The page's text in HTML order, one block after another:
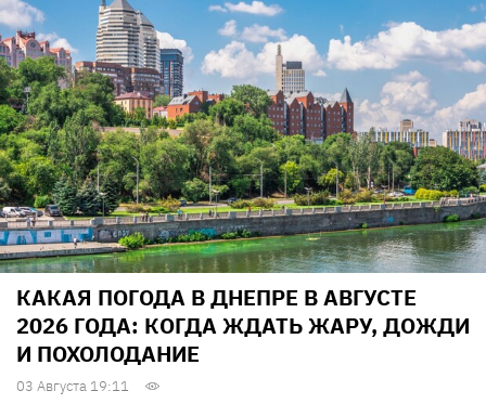
КАКАЯ ПОГОДА В ДНЕПРЕ В АВГУСТЕ
2026 ГОДА: КОГДА ЖДАТЬ ЖАРУ, ДОЖДИ
И ПОХОЛОДАНИЕ
03 Августа 19:11